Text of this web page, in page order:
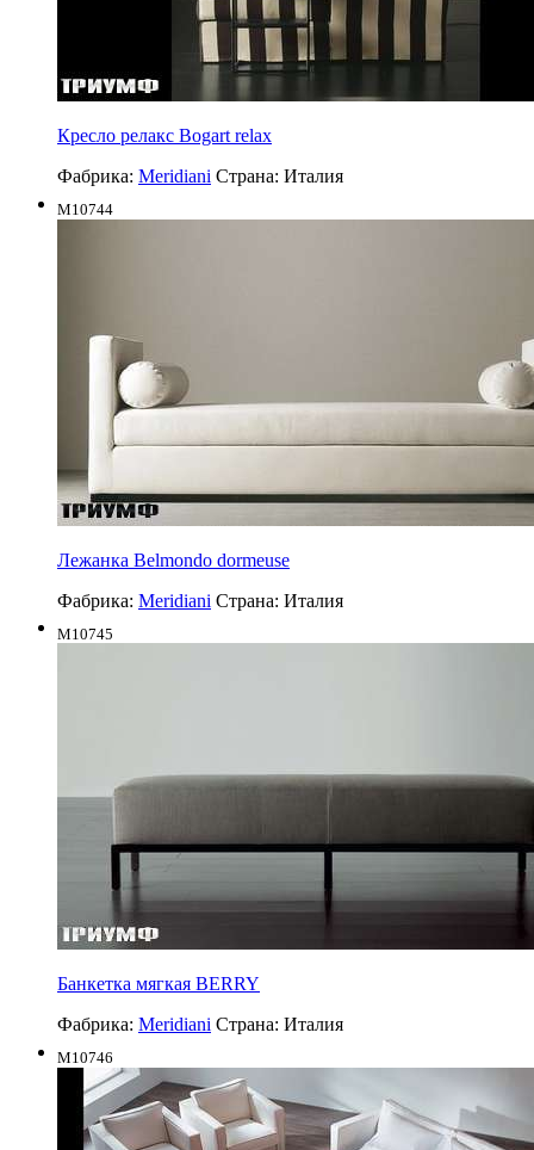
Кресло релакс Bogart relax
Фабрика: Meridiani Страна: Италия
M10744
Лежанка Belmondo dormeuse
Фабрика: Meridiani Страна: Италия
M10745
Банкетка мягкая BERRY
Фабрика: Meridiani Страна: Италия
M10746